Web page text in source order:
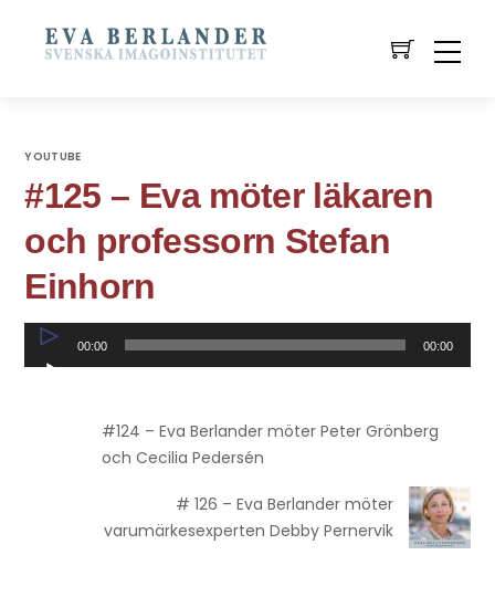
YOUTUBE
#125 – Eva möter läkaren
och professorn Stefan
Einhorn
Ljudspelare
00:00 00:00
#124 – Eva Berlander möter Peter Grönberg
och Cecilia Pedersén
# 126 – Eva Berlander möter
varumärkesexperten Debby Pernervik